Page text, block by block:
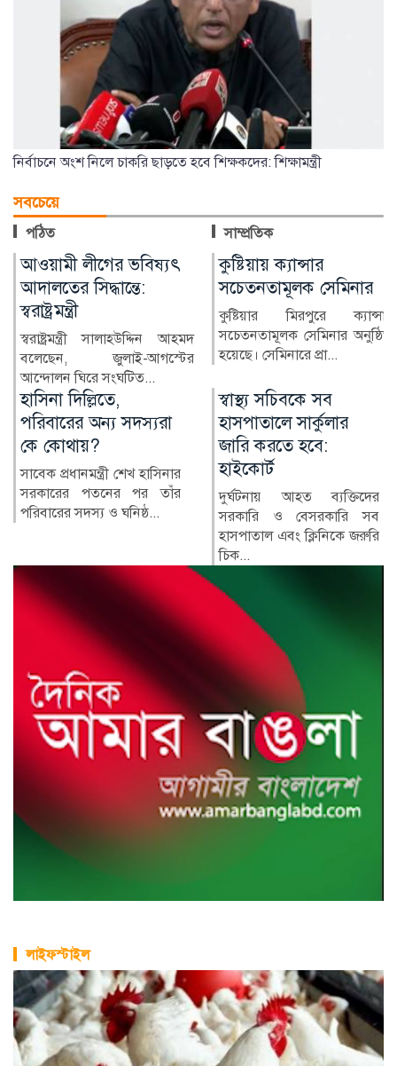
নির্বাচনে অংশ নিলে চাকরি ছাড়তে হবে শিক্ষকদের: শিক্ষামন্ত্রী
সবচেয়ে
পঠিত সাম্প্রতিক
কুষ্টিয়ায় ক্যান্সার
সচেতনতামূলক সেমিনার
কুষ্টিয়ার মিরপুরে ক্যান্সার
সচেতনতামূলক সেমিনার অনুষ্ঠিত
হয়েছে। সেমিনারে প্রা...
লাখ টাকার ফল-নাস্তা নিয়ে
সাবেক ইউএনওকে ঘিরে
প্রশ্ন
কুষ্টিয়ার মিরপুর উপজেলার সাবেক
নির্বাহী কর্মকর্তা (ইউএনও)
স্বাস্থ্য সচিবকে সব
হাসপাতালে সার্কুলার
জারি করতে হবে:
হাইকোর্ট
দুর্ঘটনায় আহত ব্যক্তিদের
সরকারি ও বেসরকারি সব
র‍্যাবের পরিবর্তে নতুন
বাহিনী, কী আছে খসড়া
আইনে?
র‍্যাপিড অ্যাকশন ব্যাটালিয়ন
(র‍্যাব) বিলুপ্ত করে স্পেশাল
রেসপন্স ব্যা...
লাইফস্টাইল